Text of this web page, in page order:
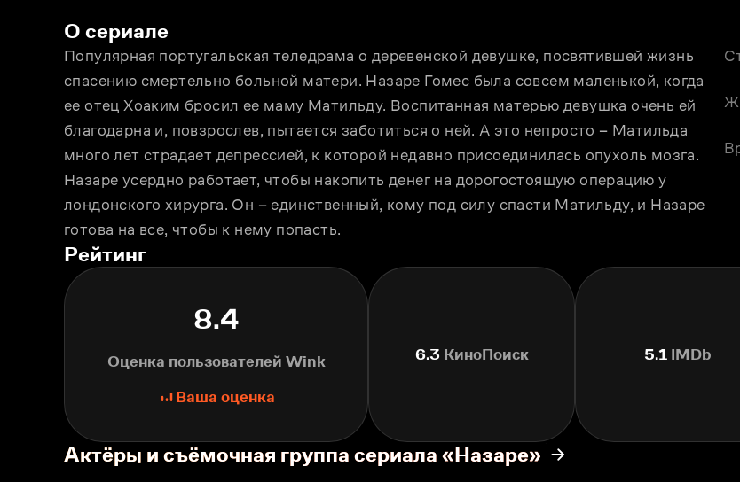
О сериале
Популярная португальская теледрама о деревенской девушке, посвятившей жизнь
спасению смертельно больной матери. Назаре Гомес была совсем маленькой, когда
ее отец Хоаким бросил ее маму Матильду. Воспитанная матерью девушка очень ей
благодарна и, повзрослев, пытается заботиться о ней. А это непросто – Матильда
много лет страдает депрессией, к которой недавно присоединилась опухоль мозга.
Назаре усердно работает, чтобы накопить денег на дорогостоящую операцию у
лондонского хирурга. Он – единственный, кому под силу спасти Матильду, и Назаре
готова на все, чтобы к нему попасть.
Рейтинг
8.4
Оценка пользователей Wink
Ваша оценка
6.3 КиноПоиск 5.1 IMDb
Актёры и съёмочная группа сериала «Назаре»